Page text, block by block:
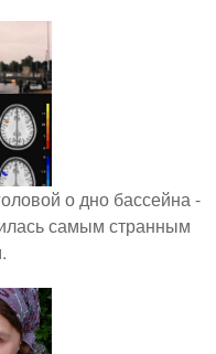
о дно бассейна -
самым странным